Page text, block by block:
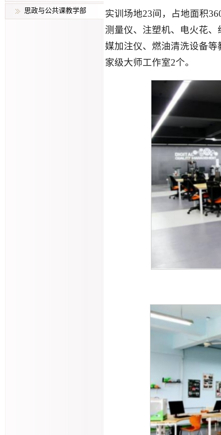
思政与公共课教学部
实训场地23间，占地面积
测量仪、注塑机、电火花
媒加注仪、燃油清洗设备
家级大师工作室2个。